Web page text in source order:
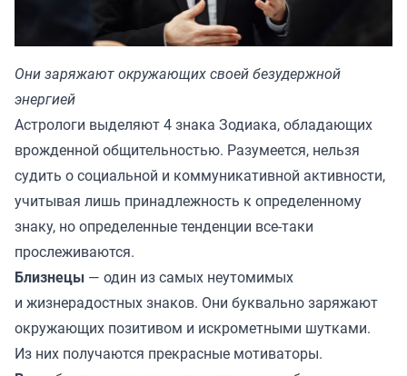
Они заряжают окружающих своей безудержной
энергией
Астрологи выделяют 4 знака Зодиака, обладающих
врожденной общительностью. Разумеется, нельзя
судить о социальной и коммуникативной активности,
учитывая лишь принадлежность к определенному
знаку, но определенные тенденции все-таки
прослеживаются.
Близнецы — один из самых неутомимых
и жизнерадостных знаков. Они буквально заряжают
окружающих позитивом и искрометными шутками.
Из них получаются прекрасные мотиваторы.